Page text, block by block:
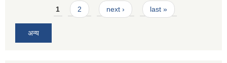
Pages1 2 next › last »
अन्य